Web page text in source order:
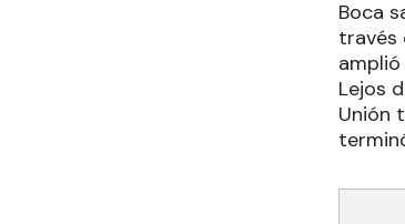
Boca
través
Lejos
Unión